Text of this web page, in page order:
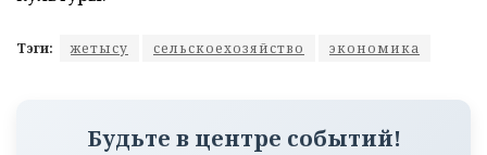
Тэги: жетысу сельскоехозяйство экономика
Будьте в центре событий!